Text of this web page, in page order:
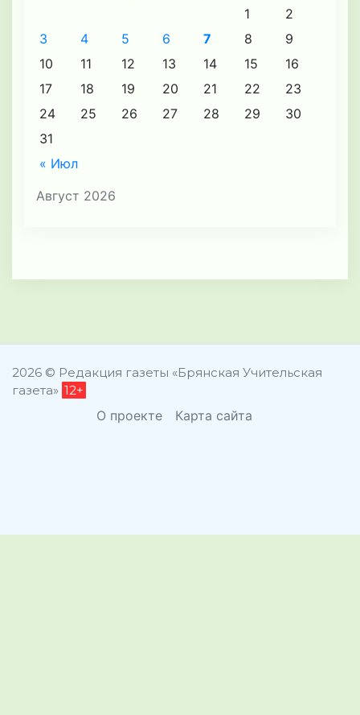
Август 2026
« Июл
1
2
3
4 5 6 7 8
9
10
11 12 13 14 15
16
17
18 19 20 21 22
23
24
25 26 27 28 29
30
31
2026 © Редакция газеты «Брянская Учительская
газета» 12+
О проекте Карта сайта